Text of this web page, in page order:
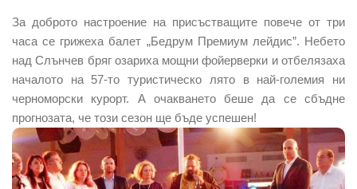
За доброто настроение на присъстващите повече от три
часа се грижеха балет „Бедрум Премиум лейдис”. Небето
над Слънчев бряг озариха мощни фойерверки и отбелязаха
началото на 57-то туристическо лято в най-големия ни
черноморски курорт. А очакването беше да се сбъдне
прогнозата, че този сезон ще бъде успешен!